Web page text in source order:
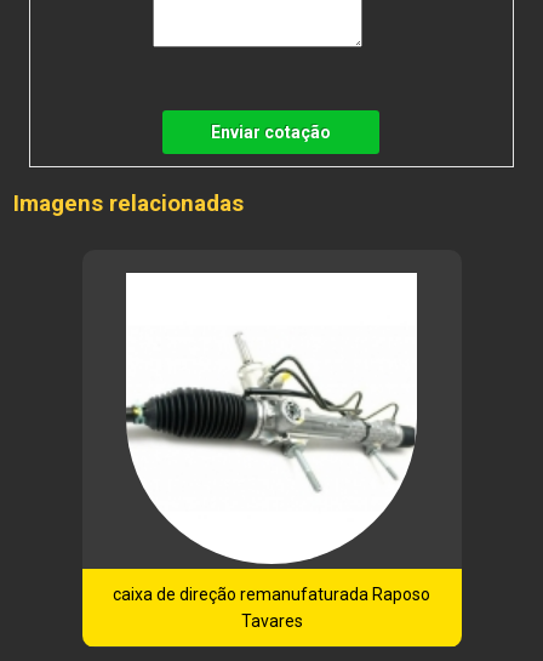
Enviar cotação
Imagens relacionadas
caixa de direção remanufaturada Raposo
Tavares